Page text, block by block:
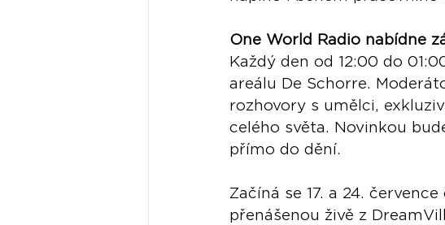
One World Radio nabídne
Každý den od 12:00 do
areálu De Schorre.
rozhovory s umělci,
celého světa. Novinkou
přímo do dění.
Začíná se 17. a 24.
přenášenou živě z